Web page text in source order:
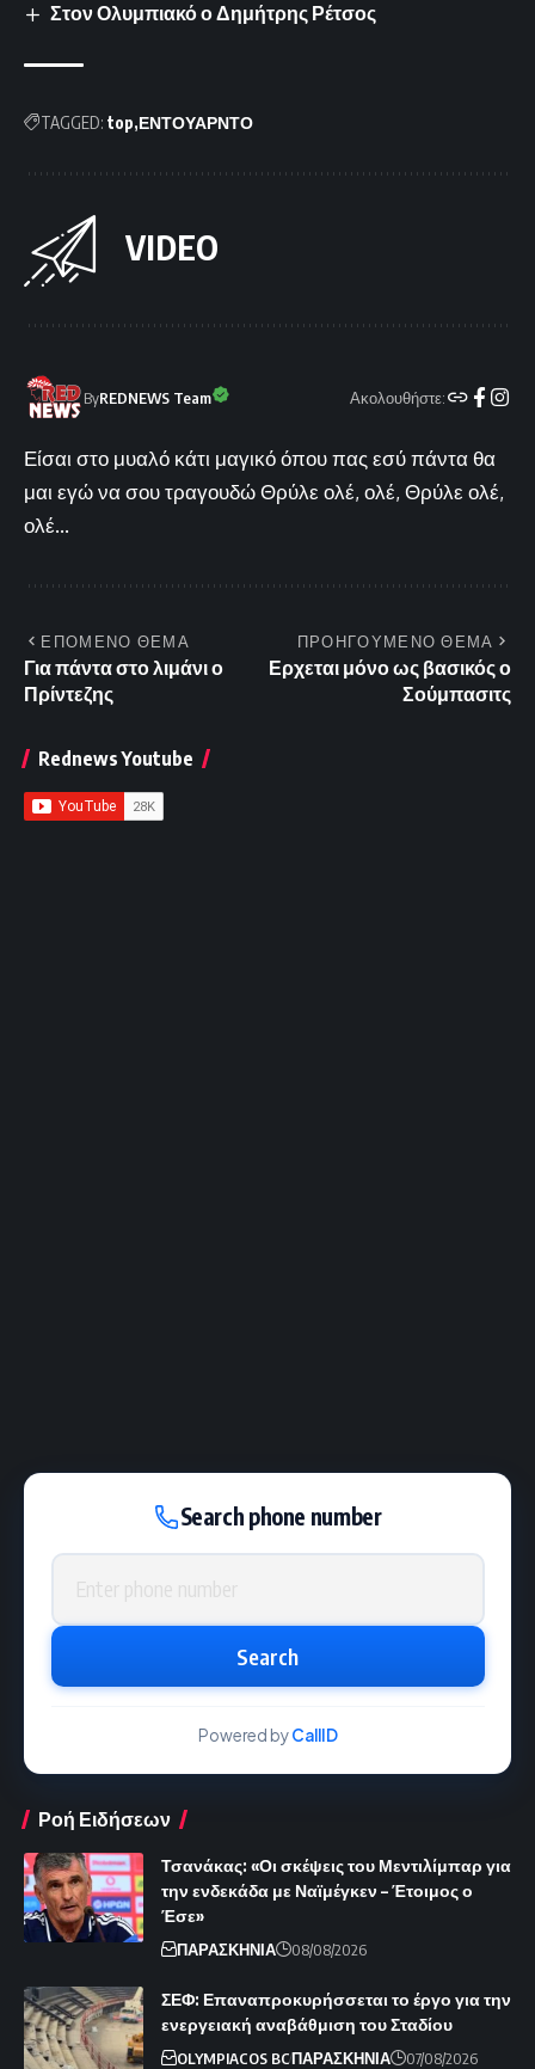
Στον Ολυμπιακό ο Δημήτρης Ρέτσος
TAGGED: top ΕΝΤΟΥΑΡΝΤΟ
VIDEO
ByREDNEWS Team Ακολουθήστε:
Είσαι στο μυαλό κάτι μαγικό όπου πας εσύ πάντα θα
μαι εγώ να σου τραγουδώ Θρύλε ολέ, ολέ, Θρύλε ολέ,
ολέ...
ΕΠΟΜΕΝΟ ΘΕΜΑ
Για πάντα στο λιμάνι ο
Πρίντεζης
ΠΡΟΗΓΟΥΜΕΝΟ ΘΕΜΑ
Ερχεται μόνο ως βασικός ο
Σούμπασιτς
Rednews Youtube
Search phone number
Phone number
Search
Powered byCallID
Ροή Ειδήσεων
Τσανάκας: «Οι σκέψεις του Μεντιλίμπαρ για
την ενδεκάδα με Ναϊμέγκεν – Έτοιμος ο
Έσε»
ΠΑΡΑΣΚΗΝΙΑ 08/08/2026
ΣΕΦ: Επαναπροκυρήσσεται το έργο για την
ενεργειακή αναβάθμιση του Σταδίου
OLYMPIACOS BCΠΑΡΑΣΚΗΝΙΑ 07/08/2026